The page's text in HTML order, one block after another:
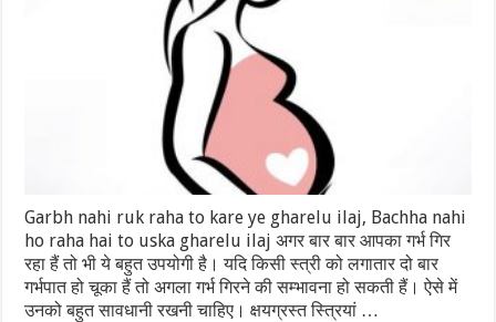
Garbh nahi ruk raha to kare ye gharelu ilaj, Bachha nahi
ho raha hai to uska gharelu ilaj अगर बार बार आपका गर्भ गिर
रहा हैं तो भी ये बहुत उपयोगी है। यदि किसी स्त्री को लगातार दो बार
गर्भपात हो चूका हैं तो अगला गर्भ गिरने की सम्भावना हो सकती हैं। ऐसे में
उनको बहुत सावधानी रखनी चाहिए। क्षयग्रस्त स्त्रियां …